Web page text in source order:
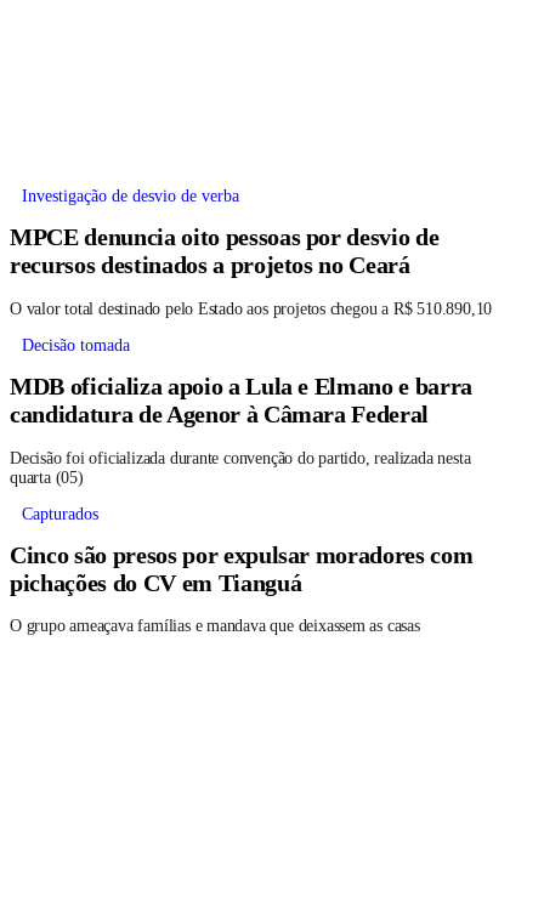
Investigação de desvio de verba
MPCE denuncia oito pessoas por desvio de
recursos destinados a projetos no Ceará
O valor total destinado pelo Estado aos projetos chegou a R$ 510.890,10
Decisão tomada
MDB oficializa apoio a Lula e Elmano e barra
candidatura de Agenor à Câmara Federal
Decisão foi oficializada durante convenção do partido, realizada nesta
quarta (05)
Capturados
Cinco são presos por expulsar moradores com
pichações do CV em Tianguá
O grupo ameaçava famílias e mandava que deixassem as casas